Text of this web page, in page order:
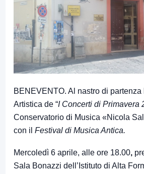
BENEVENTO. Al nastro di
Artistica de “I Concerti di Primavera
Conservatorio di Musica «Nicola
con il Festival di Musica Antica.
Mercoledì 6 aprile, alle ore 18.00,
Sala Bonazzi dell’Istituto di Alta